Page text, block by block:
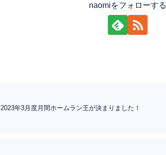
naomiをフォローする
2023年3月度月間ホームラン王が決まりました！